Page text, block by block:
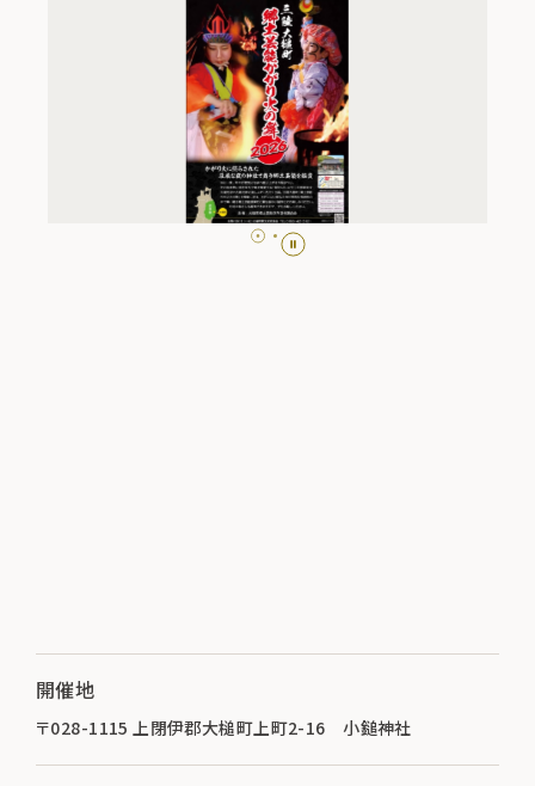
開催地
〒028-1115 上閉伊郡大槌町上町2-16 小鎚神社